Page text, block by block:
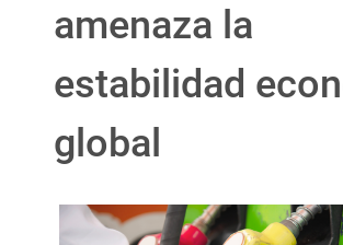
amenaza la
estabilidad
global